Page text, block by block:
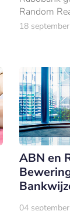
Random
de Rabo
18
ABN en
04